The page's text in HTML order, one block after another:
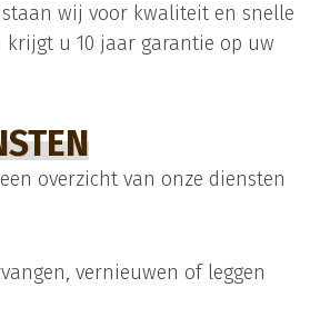
wij voor kwaliteit en snelle
krijgt u 10 jaar garantie op uw
overzicht van onze diensten
vernieuwen of leggen